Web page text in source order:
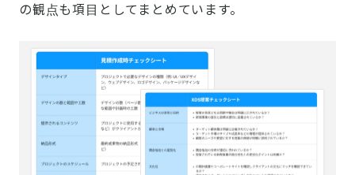
の観点も項目としてまとめています。